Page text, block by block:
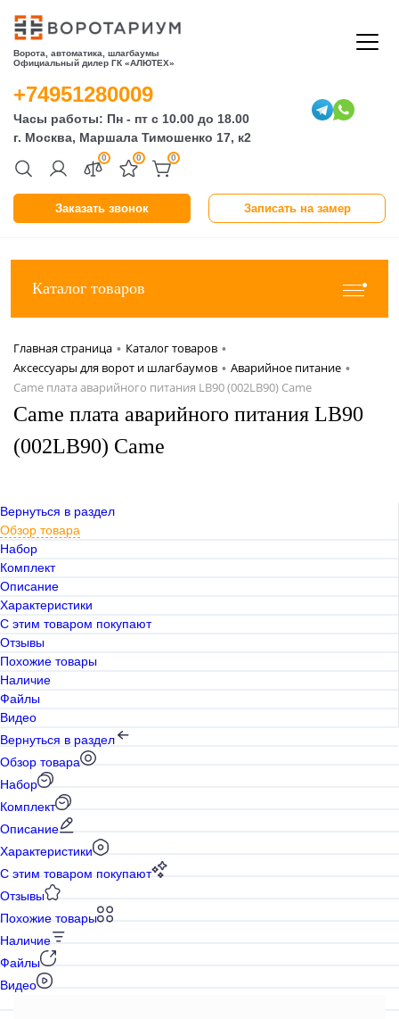
Ворота, автоматика, шлагбаумы
Официальный дилер ГК «АЛЮТЕХ»
Заказать звонок Записать на замер
0 0 0
+74951280009
Часы работы: Пн - пт с 10.00 до 18.00
г. Москва, Маршала Тимошенко 17, к2
Каталог товаров
Главная страница • Каталог товаров •
Аксессуары для ворот и шлагбаумов • Аварийное питание •
Came плата аварийного питания LB90 (002LB90) Came
Came плата аварийного питания LB90
(002LB90) Came
Вернуться в раздел
Обзор товара
Набор
Комплект
Описание
Характеристики
С этим товаром покупают
Отзывы
Похожие товары
Наличие
Файлы
Видео
Вернуться в раздел
Обзор товара
Набор
Комплект
Описание
Характеристики
С этим товаром покупают
Отзывы
Похожие товары
Наличие
Файлы
Видео